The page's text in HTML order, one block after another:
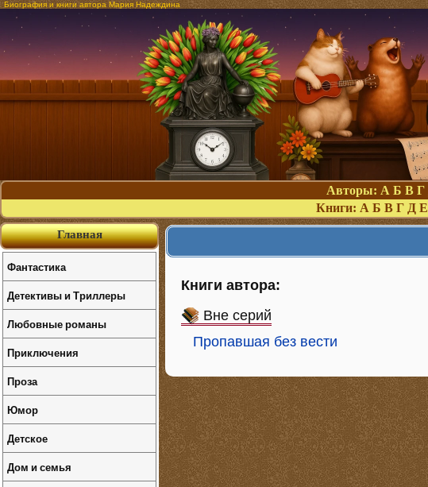
Биография и книги автора Мария Надеждина
Авторы: А Б В Г
Книги: А Б В Г Д Е
Книги автора:
Вне серий
Пропавшая без вести
Главная
Фантастика
Детективы и Триллеры
Любовные романы
Приключения
Проза
Юмор
Детское
Дом и семья